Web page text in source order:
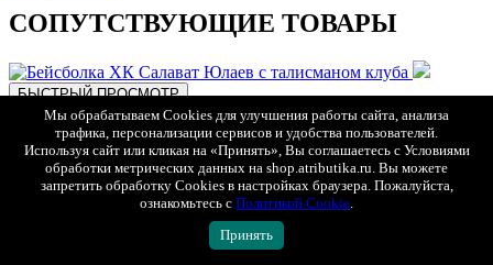
СОПУТСТВУЮЩИЕ ТОВАРЫ
БЫСТРЫЙ ПРОСМОТР
Мы обрабатываем Cookies для улучшения работы сайта, анализа
трафика, персонализации сервисов и удобства пользователей.
Используя сайт или кликая на «Принять», Вы соглашаетесь с Условиями
обработки метрических данных на shop.atributika.ru. Вы можете
запретить обработку Cookies в настройках браузера. Пожалуйста,
ознакомьтесь с Политикой Cookie.
Принять